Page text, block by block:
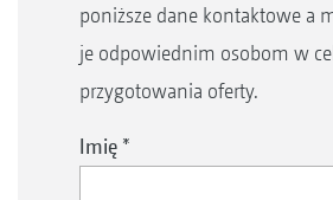
poniższe dane kontaktowe a
je odpowiednim osobom w
przygotowania oferty.
Imię *